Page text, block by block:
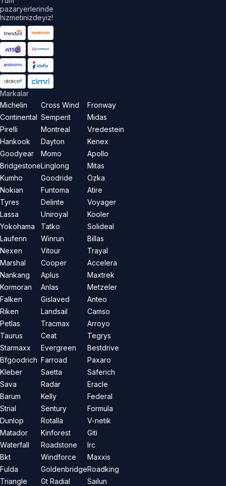
pazaryerlerinde
hizmetinizdeyiz!
Markalar
Michelin
Continental
Pirelli
Hankook
Goodyear
Bridgestone
Kumho
Nokian
Tyres
Lassa
Yokohama
Laufenn
Nexen
Marshal
Nankang
Kormoran
Falken
Riken
Petlas
Taurus
Starmaxx
Bfgoodrich
Kleber
Sava
Barum
Strial
Dunlop
Matador
Waterfall
Bkt
Fulda
Triangle
Cross Wind
Semperit
Montreal
Dayton
Momo
Linglong
Goodride
Funtoma
Delinte
Uniroyal
Tatko
Winrun
Vitour
Cooper
Aplus
Anlas
Gislaved
Landsail
Tracmax
Ceat
Evergreen
Farroad
Saetta
Radar
Kelly
Sentury
Rotalla
Kinforest
Roadstone
Windforce
Goldenbridge
Gt Radial
Fronway
Midas
Vredestein
Kenex
Apollo
Mitas
Özka
Atire
Voyager
Kooler
Solideal
Billas
Trayal
Accelera
Maxtrek
Metzeler
Anteo
Camso
Arroyo
Tegrys
Bestdrive
Paxaro
Saferich
Eracle
Federal
Formula
V-netik
Giti
Irc
Maxxis
Roadking
Sailun